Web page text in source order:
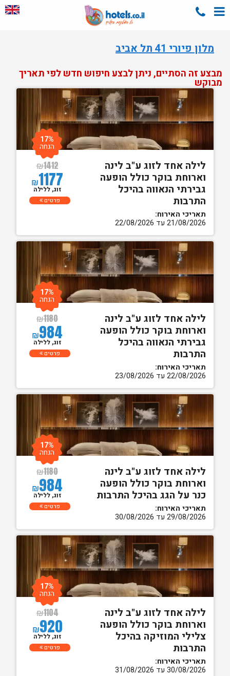
מלון פיורי 41 תל אביב
מבצע זה הסתיים, ניתן לבצע חיפוש חדש לפי תאריך
מבוקש
לילה אחד לזוג ע"ב לינה
וארוחת בוקר כולל הופעה
גבירתי הנאווה בהיכל
התרבות
תאריכי האירוח:
21/08/2026 עד 22/08/2026
₪1412
₪1177
17%
הנחה
זוג, ללילה
פרטים
לילה אחד לזוג ע"ב לינה
וארוחת בוקר כולל הופעה
גבירתי הנאווה בהיכל
התרבות
תאריכי האירוח:
22/08/2026 עד 23/08/2026
₪1180
₪984
17%
הנחה
זוג, ללילה
פרטים
לילה אחד לזוג ע"ב לינה
וארוחת בוקר כולל הופעה
כנר על הגג בהיכל התרבות
תאריכי האירוח:
29/08/2026 עד 30/08/2026
₪1180
₪984
17%
הנחה
זוג, ללילה
פרטים
לילה אחד לזוג ע"ב לינה
וארוחת בוקר כולל הופעה
צלילי המוזיקה בהיכל
התרבות
תאריכי האירוח:
30/08/2026 עד 31/08/2026
₪1104
₪920
17%
הנחה
זוג, ללילה
פרטים